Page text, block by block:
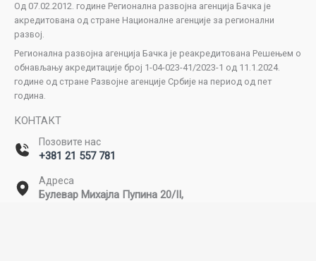
Од 07.02.2012. године Регионална развојна агенција Бачка је
акредитована од стране Националне агенције за регионални
развој.
Регионална развојна агенција Бачка је реакредитована Решењем о
обнављању акредитације број 1-04-023-41/2023-1 од 11.1.2024.
године од стране Развојне агенције Србије на период од пет
година.
КОНТАКТ
Позовите нас
+381 21 557 781
Адреса
Булевар Михајла Пупина 20/II,